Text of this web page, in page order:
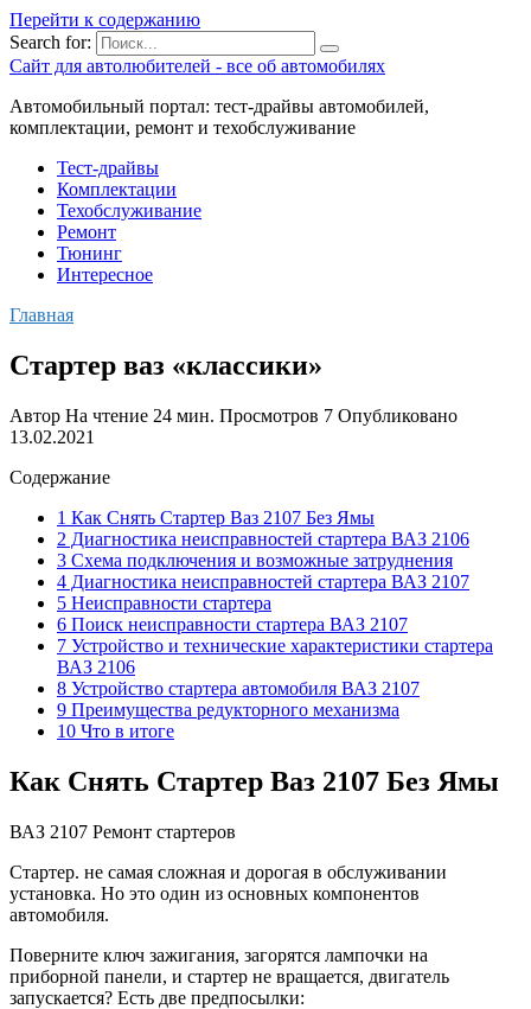
Перейти к содержанию
Search for:
Сайт для автолюбителей - все об автомобилях
Автомобильный портал: тест-драйвы автомобилей,
комплектации, ремонт и техобслуживание
Тест-драйвы
Комплектации
Техобслуживание
Ремонт
Тюнинг
Интересное
Главная
Cтартер ваз «классики»
Автор На чтение 24 мин. Просмотров 7 Опубликовано
13.02.2021
Содержание
1 Как Снять Стартер Ваз 2107 Без Ямы
2 Диагностика неисправностей стартера ВАЗ 2106
3 Схема подключения и возможные затруднения
4 Диагностика неисправностей стартера ВАЗ 2107
5 Неисправности стартера
6 Поиск неисправности стартера ВАЗ 2107
7 Устройство и технические характеристики стартера
ВАЗ 2106
8 Устройство стартера автомобиля ВАЗ 2107
9 Преимущества редукторного механизма
10 Что в итоге
Как Снять Стартер Ваз 2107 Без Ямы
ВАЗ 2107 Ремонт стартеров
Стартер. не самая сложная и дорогая в обслуживании
установка. Но это один из основных компонентов
автомобиля.
Поверните ключ зажигания, загорятся лампочки на
приборной панели, и стартер не вращается, двигатель
запускается? Есть две предпосылки: